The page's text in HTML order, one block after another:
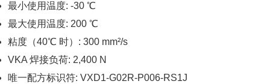
最小使用温度: -30 ℃
最大使用温度: 200 ℃
粘度（40℃ 时）: 300 mm²/s
VKA 焊接负荷: 2,400 N
唯一配方标识符: VXD1-G02R-P006-RS1J